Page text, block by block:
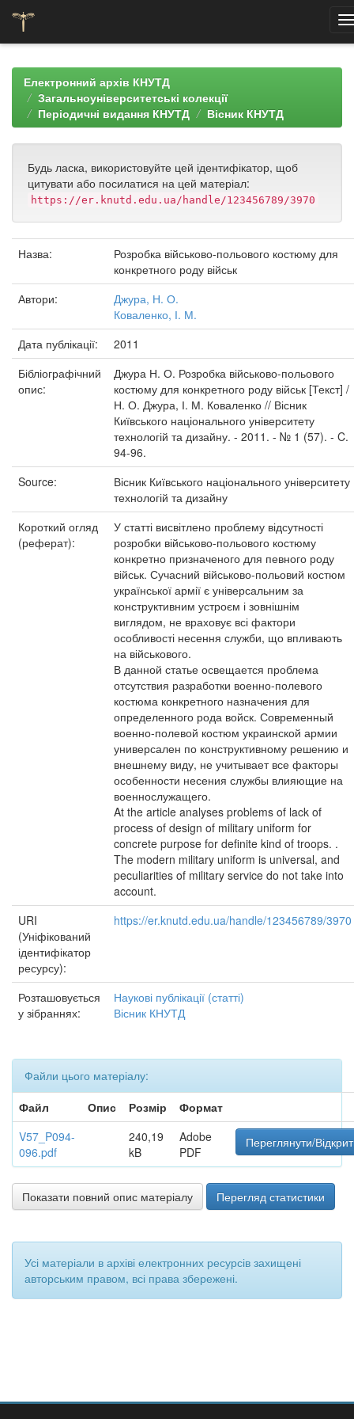
navigationЕлектронний архів КНУТД
Загальноуніверситетські колекції
Періодичні видання КНУТД
Вісник КНУТД
Будь ласка, використовуйте цей ідентифікатор, щоб
цитувати або посилатися на цей матеріал:
https://er.knutd.edu.ua/handle/123456789/3970
Назва:
Розробка військово-польового костюму для
конкретного роду військ
Автори:
Джура, Н. О.
Коваленко, І. М.
Дата публікації:
2011
Бібліографічний
опис:
Джура Н. О. Розробка військово-польового
костюму для конкретного роду військ [Текст] /
Н. О. Джура, І. М. Коваленко // Вісник
Київського національного університету
технологій та дизайну. - 2011. - № 1 (57). - C.
94-96.
Source:
Вісник Київського національного університету
технологій та дизайну
Короткий огляд
(реферат):
У статті висвітлено проблему відсутності
розробки військово-польового костюму
конкретно призначеного для певного роду
військ. Сучасний військово-польовий костюм
української армії є універсальним за
конструктивним устроєм і зовнішнім
виглядом, не враховує всі фактори
особливості несення служби, що впливають
на військового.
В данной статье освещается проблема
отсутствия разработки военно-полевого
костюма конкретного назначения для
определенного рода войск. Современный
военно-полевой костюм украинской армии
универсален по конструктивному решению и
внешнему виду, не учитывает все факторы
особенности несения службы влияющие на
военнослужащего.
At the article analyses problems of lack of
process of design of military uniform for
concrete purpose for definite kind of troops. .
The modern military uniform is universal, and
peculiarities of military service do not take into
account.
URI
(Уніфікований
ідентифікатор
ресурсу):
https://er.knutd.edu.ua/handle/123456789/3970
Розташовується
у зібраннях:
Наукові публікації (статті)
Вісник КНУТД
Файли цього матеріалу:
Файл
Опис Розмір
Формат
V57_P094-
096.pdf
240,19
kB
Adobe
PDF
Переглянути/
Показати повний опис матеріалу Перегляд статистики
Усі матеріали в архіві електронних ресурсів захищені
авторським правом, всі права збережені.